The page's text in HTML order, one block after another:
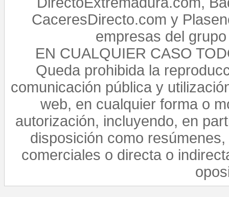
CaceresDirecto.com y
empresas del
EN CUALQUIER CASO
Queda prohibida la
comunicación pública y
web, en cualquier forma o
autorización, incluyendo, en
disposición como
comerciales o directa o